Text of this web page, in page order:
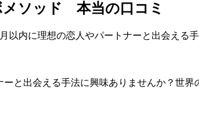
メソッド 本当の口コミ
以内に理想の恋人やパートナーと出会え
と出会える手法に興味ありませんか？世界